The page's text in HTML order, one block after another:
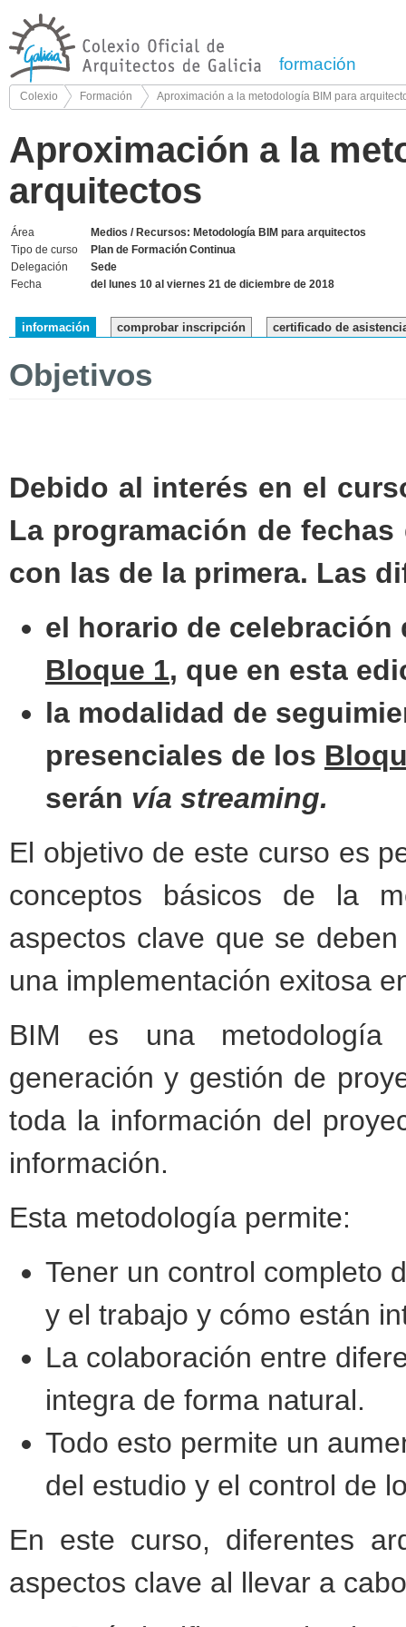
formación
Colexio Formación Aproximación a la metodología BIM para
Aproximación a la
arquitectos
Área
Medios / Recursos: Metodología BIM para arquitectos
Tipo de curso
Plan de Formación Continua
Delegación
Sede
Fecha
del lunes 10 al viernes 21 de diciembre de 2018
información comprobar inscripción certificado de
Objetivos
Debido al interés en el
La programación de
con las de la primera. Las
el horario de
Bloque 1, que en esta
la modalidad de
presenciales de los
serán vía streaming.
El objetivo de este curso es
conceptos básicos de la
aspectos clave que se
una implementación exitosa
BIM es una
generación y gestión de
toda la información del
información.
Esta metodología permite:
Tener un control completo
y el trabajo y cómo están
La colaboración entre
integra de forma natural.
Todo esto permite un
del estudio y el control de
En este curso, diferentes
aspectos clave al llevar a